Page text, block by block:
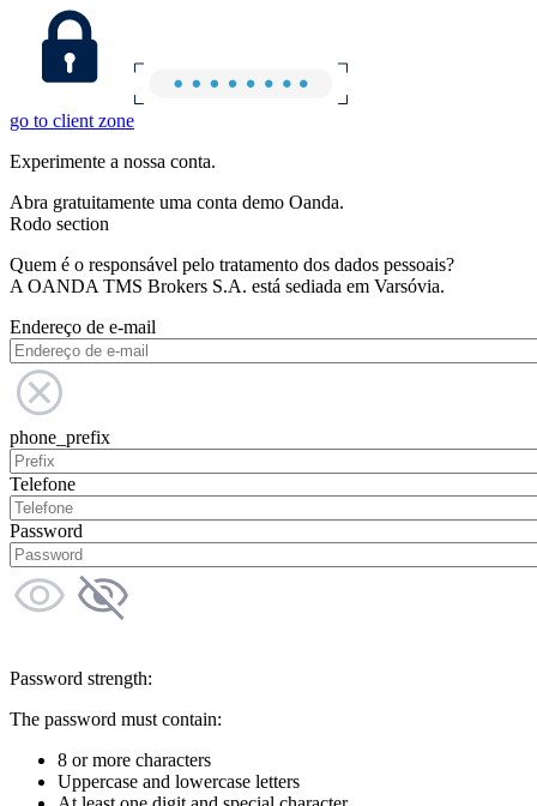
go to client zone
Experimente a nossa conta.
Abra gratuitamente uma conta demo Oanda.
Rodo section
Quem é o responsável pelo tratamento dos dados pessoais?
A OANDA TMS Brokers S.A. está sediada em Varsóvia.
Endereço de e-mail
phone_prefix
Telefone
Password
Password strength:
The password must contain:
8 or more characters
Uppercase and lowercase letters